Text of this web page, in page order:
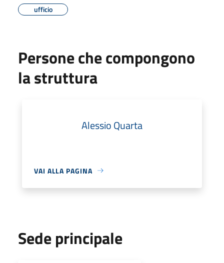
ufficio
Persone che compongono
la struttura
Alessio Quarta
VAI ALLA PAGINA
Sede principale